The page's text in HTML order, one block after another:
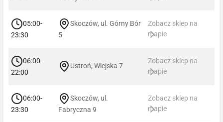
05:00-
23:30
Skoczów, ul. Górny Bór
5
Zobacz sklep na
mapie
06:00-
22:00
Ustroń, Wiejska 7
Zobacz sklep na
mapie
06:00-
23:30
Skoczów, ul.
Fabryczna 9
Zobacz sklep na
mapie